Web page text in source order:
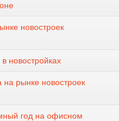
новостроек
новостройках
на рынке новостроек
год на офисном